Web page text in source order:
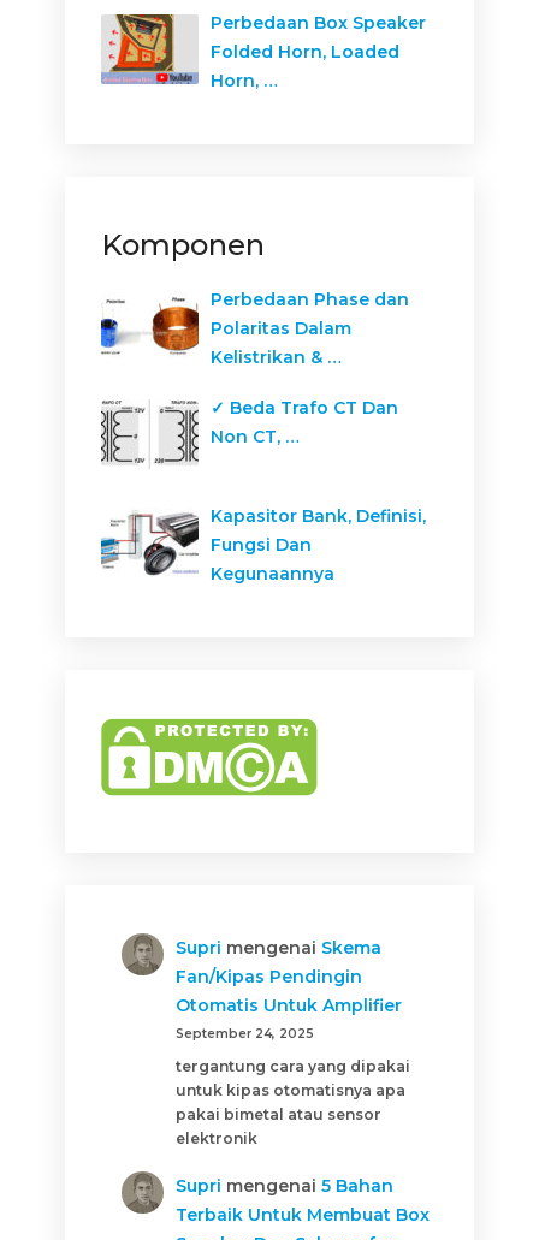
Perbedaan Box Speaker
Folded Horn, Loaded
Horn, …
Komponen
Perbedaan Phase dan
Polaritas Dalam
Kelistrikan & …
✓ Beda Trafo CT Dan
Non CT, …
Kapasitor Bank, Definisi,
Fungsi Dan
Kegunaannya
Supri mengenai Skema
Fan/Kipas Pendingin
Otomatis Untuk Amplifier
September 24, 2025
tergantung cara yang dipakai
untuk kipas otomatisnya apa
pakai bimetal atau sensor
elektronik
Supri mengenai5 Bahan
Terbaik Untuk Membuat Box